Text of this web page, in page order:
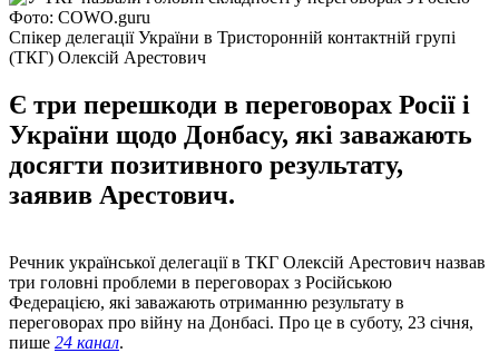
Фото: COWO.guru
Спікер делегації України в Тристоронній контактній групі
(ТКГ) Олексій Арестович
Є три перешкоди в переговорах Росії і
України щодо Донбасу, які заважають
досягти позитивного результату,
заявив Арестович.
Речник української делегації в ТКГ Олексій Арестович назвав
три головні проблеми в переговорах з Російською
Федерацією, які заважають отриманню результату в
переговорах про війну на Донбасі. Про це в суботу, 23 січня,
пише 24 канал.